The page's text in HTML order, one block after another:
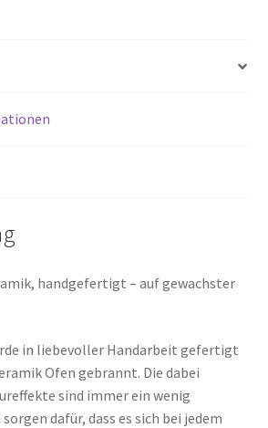
handgefertigt – auf gewachster
in liebevoller Handarbeit gefertigt
Ofen gebrannt. Die dabei
sind immer ein wenig
dafür, dass es sich bei jedem